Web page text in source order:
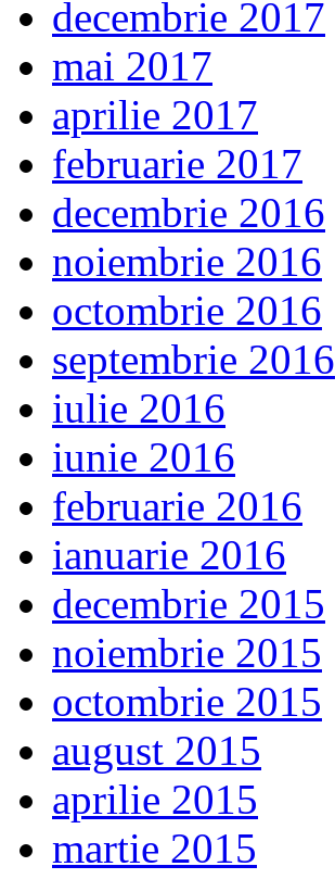
decembrie 2017
mai 2017
aprilie 2017
februarie 2017
decembrie 2016
noiembrie 2016
octombrie 2016
septembrie 2016
iulie 2016
iunie 2016
februarie 2016
ianuarie 2016
decembrie 2015
noiembrie 2015
octombrie 2015
august 2015
aprilie 2015
martie 2015